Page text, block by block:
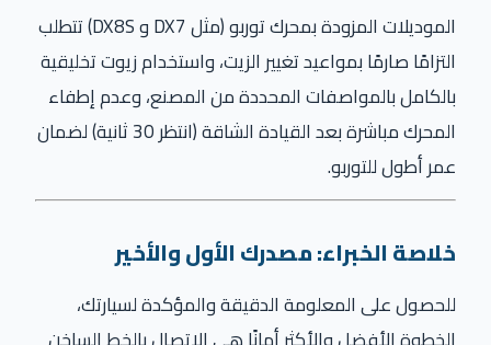
الموديلات المزودة بمحرك توربو (مثلDX7وDX8S) تتطلب
التزامًا صارمًا بمواعيد تغيير الزيت، واستخدام زيوت تخليقية
بالكامل بالمواصفات المحددة من المصنع، وعدم إطفاء
المحرك مباشرة بعد القيادة الشاقة (انتظر 30 ثانية) لضمان
عمر أطول للتوربو.
خلاصة الخبراء: مصدرك الأول والأخير
للحصول على المعلومة الدقيقة والمؤكدة لسيارتك،